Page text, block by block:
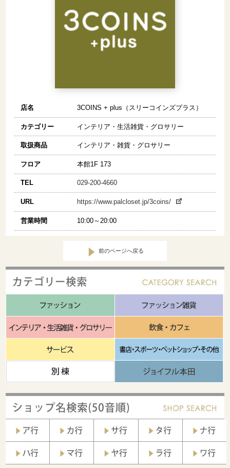
店名 3COINS + plus（スリーコインズプラス）
カテゴリー インテリア・生活雑貨・グロサリー
取扱商品 インテリア・雑貨・グロサリー
フロア 本館1F 173
TEL 029-200-4660
URL https://www.palcloset.jp/3coins/
営業時間 10:00～20:00
前のページへ戻る